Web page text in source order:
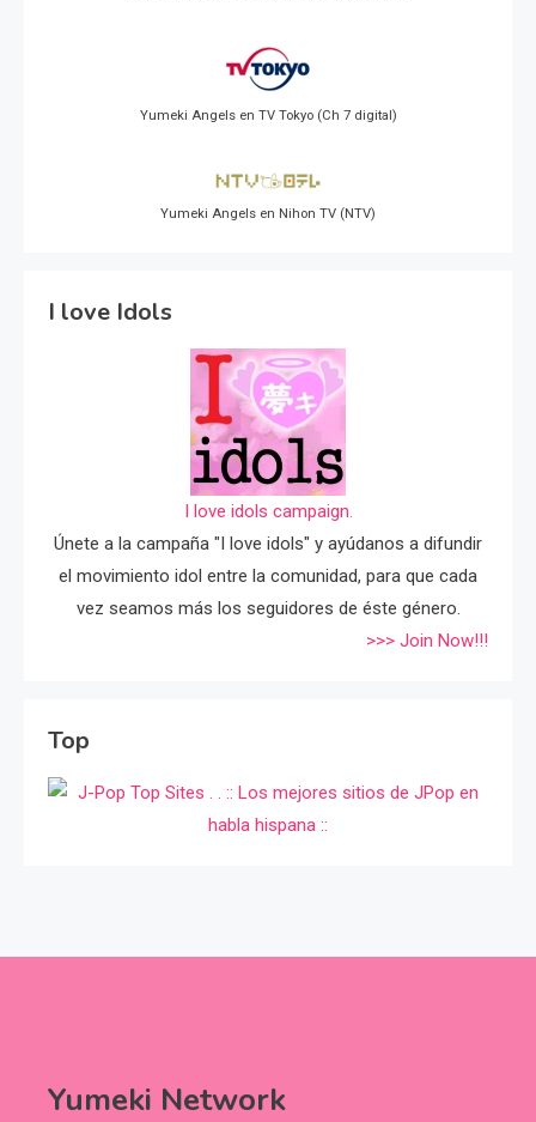
Yumeki Angels en TV Tokyo (Ch 7 digital)
Yumeki Angels en Nihon TV (NTV)
I love Idols
I love idols campaign.
Únete a la campaña "I love idols" y ayúdanos a difundir
el movimiento idol entre la comunidad, para que cada
vez seamos más los seguidores de éste género.
>>> Join Now!!!
Top
Yumeki Network